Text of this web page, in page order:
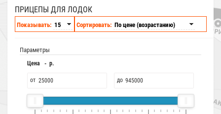
ПРИЦЕПЫ ДЛЯ ЛОДОК
Показывать: Сортировать:
Параметры
Цена - р.
от до